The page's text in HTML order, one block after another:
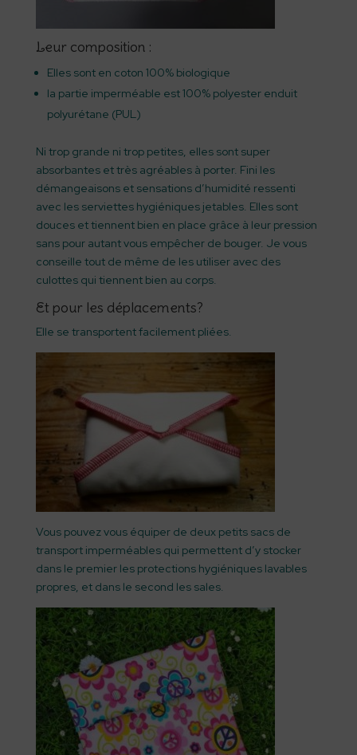
Leur composition :
Elles sont en coton 100% biologique
la partie imperméable est 100% polyester enduit
polyurétane (PUL)
Ni trop grande ni trop petites, elles sont super
absorbantes et très agréables à porter. Fini les
démangeaisons et sensations d’humidité ressenti
avec les serviettes hygiéniques jetables. Elles sont
douces et tiennent bien en place grâce à leur pression
sans pour autant vous empêcher de bouger. Je vous
conseille tout de même de les utiliser avec des
culottes qui tiennent bien au corps.
Et pour les déplacements?
Elle se transportent facilement pliées.
Vous pouvez vous équiper de deux petits sacs de
transport imperméables qui permettent d’y stocker
dans le premier les protections hygiéniques lavables
propres, et dans le second les sales.